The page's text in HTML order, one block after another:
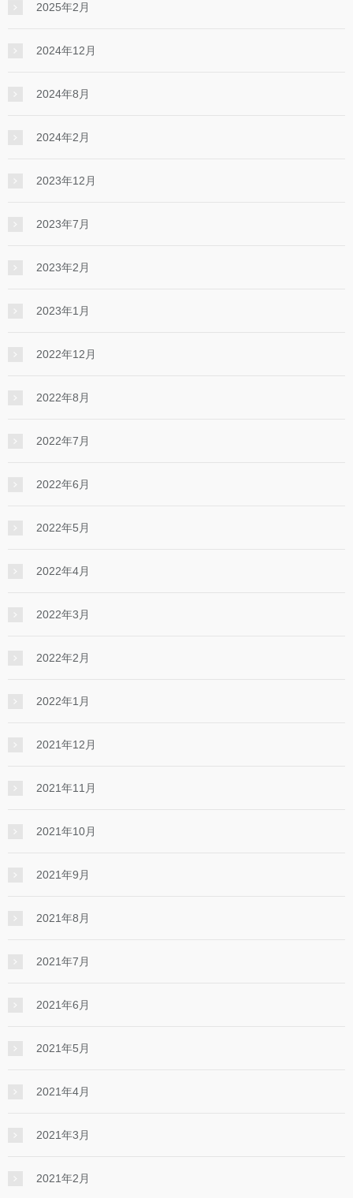
2025年2月
2024年12月
2024年8月
2024年2月
2023年12月
2023年7月
2023年2月
2023年1月
2022年12月
2022年8月
2022年7月
2022年6月
2022年5月
2022年4月
2022年3月
2022年2月
2022年1月
2021年12月
2021年11月
2021年10月
2021年9月
2021年8月
2021年7月
2021年6月
2021年5月
2021年4月
2021年3月
2021年2月